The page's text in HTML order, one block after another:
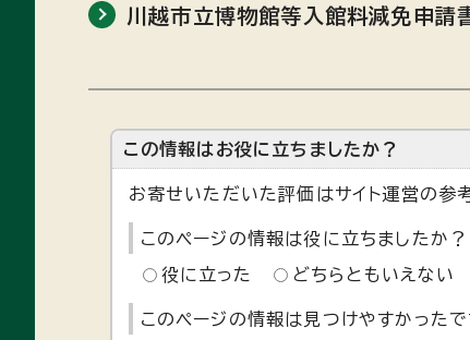
川越市立博物館等入館料減免申請
この情報はお役に立ちましたか？
お寄せいただいた評価はサイト運営の参
このページの情報は役に立ちましたか？
役に立った どちらともいえない
このページの情報は見つけやすかったで